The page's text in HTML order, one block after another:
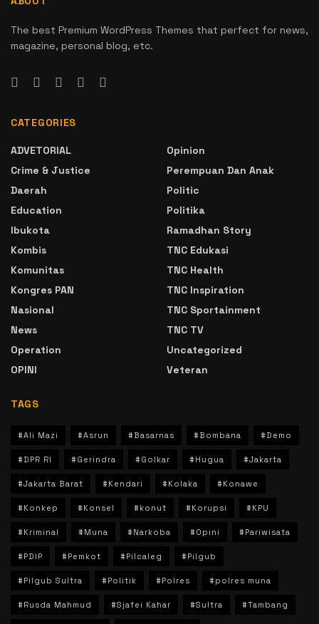
The best Premium WordPress Themes that perfect for news,
magazine, personal blog, etc.
CATEGORIES
ADVETORIAL
Crime & Justice
Daerah
Education
Ibukota
Kombis
Komunitas
Kongres PAN
Nasional
News
Operation
OPINI
Opinion
Perempuan Dan Anak
Politic
Politika
Ramadhan Story
TNC Edukasi
TNC Health
TNC Inspiration
TNC Sportainment
TNC TV
Uncategorized
Veteran
TAGS
#Ali Mazi #Asrun #Basarnas #Bombana #Demo
#DPR RI #Gerindra #Golkar #Hugua #Jakarta
#Jakarta Barat #Kendari #Kolaka #Konawe
#Konkep #Konsel #konut #Korupsi #KPU
#Kriminal #Muna #Narkoba #Opini #Pariwisata
#PDIP #Pemkot #Pilcaleg #Pilgub
#Pilgub Sultra #Politik #Polres #polres muna
#Rusda Mahmud #Sjafei Kahar #Sultra #Tambang